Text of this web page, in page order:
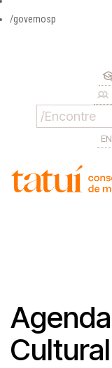
/governosp
EN
Agenda
Cultural